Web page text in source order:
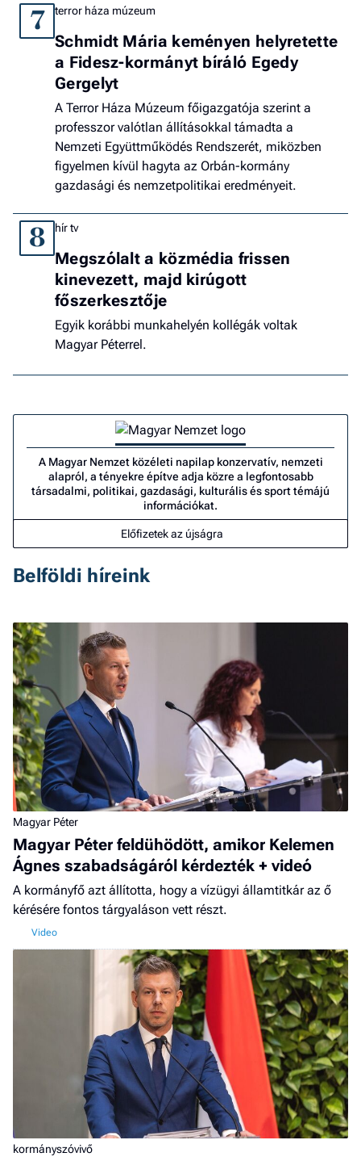
7 terror háza múzeum
Schmidt Mária keményen helyretette
a Fidesz-kormányt bíráló Egedy
Gergelyt
A Terror Háza Múzeum főigazgatója szerint a
professzor valótlan állításokkal támadta a
Nemzeti Együttműködés Rendszerét, miközben
figyelmen kívül hagyta az Orbán-kormány
gazdasági és nemzetpolitikai eredményeit.
8 hír tv
Megszólalt a közmédia frissen
kinevezett, majd kirúgott
főszerkesztője
Egyik korábbi munkahelyén kollégák voltak
Magyar Péterrel.
A Magyar Nemzet közéleti napilap konzervatív, nemzeti
alapról, a tényekre építve adja közre a legfontosabb
társadalmi, politikai, gazdasági, kulturális és sport témájú
információkat.
Előfizetek az újságra
Belföldi híreink
Magyar Péter
Magyar Péter feldühödött, amikor Kelemen
Ágnes szabadságáról kérdezték + videó
A kormányfő azt állította, hogy a vízügyi államtitkár az ő
kérésére fontos tárgyaláson vett részt.
kormányszóvivő